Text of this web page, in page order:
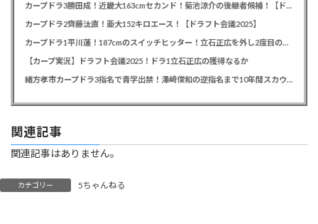
カープドラ3勝田成！近畿大163cmセカンド！菊池涼介の後継者候補！【ドラフト会議2025】
カープドラ2齊藤汰直！亜大152キロエース！【ドラフト会議2025】
カープドラ1平川蓮！187cmのスイッチヒッター！立石正広を外し2度目の重複も新井監督がクジを引き当てる！【ドラフト会議2025】
【カープ実況】ドラフト会議2025！ドラ1立石正広の獲得なるか
緒方孝市カープドラ3指名で青学出禁！澤﨑俊和の逆指名まで10年間スカウト出禁
関連記事
関連記事はありません。
カテゴリー 5ちゃんねる